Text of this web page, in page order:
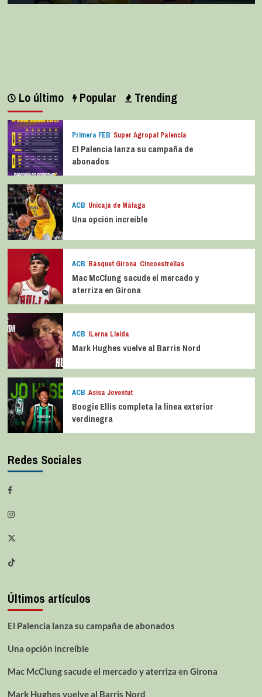
Lo último Popular Trending
Primera FEB Super Agropal Palencia
El Palencia lanza su campaña de
abonados
ACB Unicaja de Málaga
Una opción increíble
ACB Bàsquet Girona Cincoestrellas
Mac McClung sacude el mercado y
aterriza en Girona
ACB iLerna Lleida
Mark Hughes vuelve al Barris Nord
ACB Asisa Joventut
Boogie Ellis completa la línea exterior
verdinegra
Redes Sociales
Últimos artículos
El Palencia lanza su campaña de abonados
Una opción increíble
Mac McClung sacude el mercado y aterriza en Girona
Mark Hughes vuelve al Barris Nord